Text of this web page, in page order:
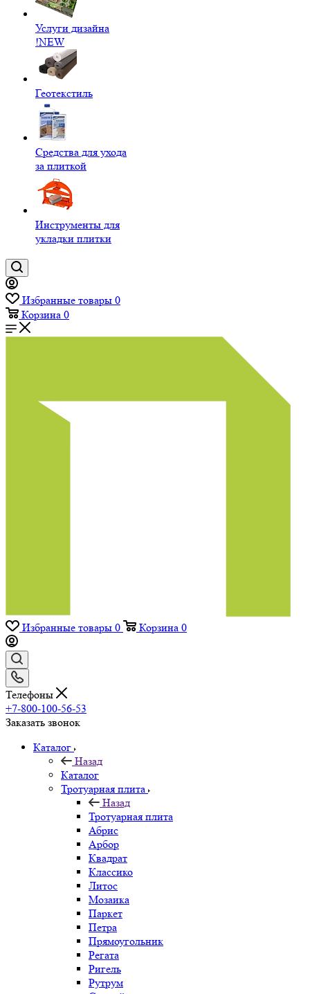
Услуги дизайна
!NEW
Геотекстиль
Средства для ухода
за плиткой
Инструменты для
укладки плитки
Избранные товары 0
Корзина 0
Избранные товары 0 Корзина 0
Телефоны
+7-800-100-56-53
Заказать звонок
Каталог
Назад
Каталог
Тротуарная плита
Назад
Тротуарная плита
Абрис
Арбор
Квадрат
Классико
Литос
Мозаика
Паркет
Петра
Прямоугольник
Регата
Ригель
Рутрум